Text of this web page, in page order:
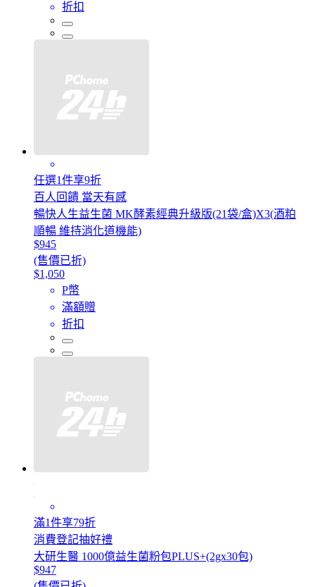
折扣
任選1件享9折
百人回饋 當天有感
暢快人生益生菌 MK酵素經典升級版(21袋/盒)X3(酒粕
順暢 維持消化道機能)
$945
(售價已折)
$1,050
P幣
滿額贈
折扣
滿1件享79折
消費登記抽好禮
大研生醫 1000億益生菌粉包PLUS+(2gx30包)
$947